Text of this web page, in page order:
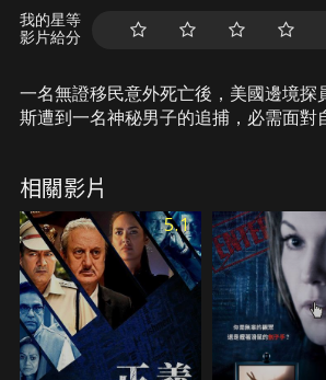
我的星等
影片給分
一名無證移民意外死亡後，美國邊境探
斯遭到一名神秘男子的追捕，必需面
相關影片
5.1